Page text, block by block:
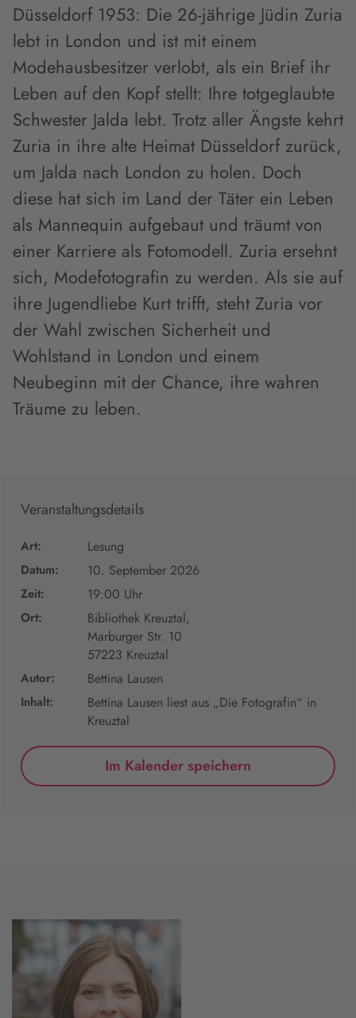
Düsseldorf 1953: Die 26-jährige Jüdin Zuria
lebt in London und ist mit einem
Modehausbesitzer verlobt, als ein Brief ihr
Leben auf den Kopf stellt: Ihre totgeglaubte
Schwester Jalda lebt. Trotz aller Ängste kehrt
Zuria in ihre alte Heimat Düsseldorf zurück,
um Jalda nach London zu holen. Doch
diese hat sich im Land der Täter ein Leben
als Mannequin aufgebaut und träumt von
einer Karriere als Fotomodell. Zuria ersehnt
sich, Modefotografin zu werden. Als sie auf
ihre Jugendliebe Kurt trifft, steht Zuria vor
der Wahl zwischen Sicherheit und
Wohlstand in London und einem
Neubeginn mit der Chance, ihre wahren
Träume zu leben.
Veranstaltungsdetails
Art: Lesung
Datum: 10. September 2026
Zeit: 19:00 Uhr
Ort:
Bibliothek Kreuztal,
Marburger Str. 10
57223 Kreuztal
Autor: Bettina Lausen
Inhalt:
Bettina Lausen liest aus „Die Fotografin“ in
Kreuztal
Im Kalender speichern